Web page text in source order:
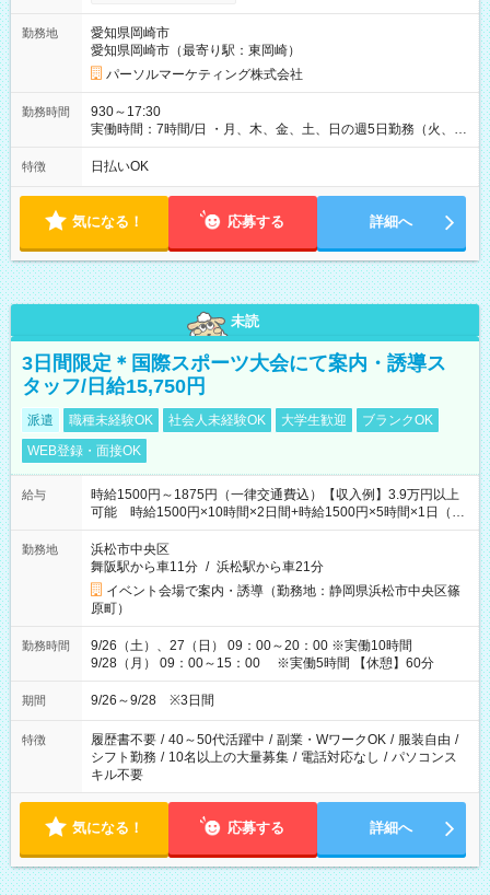
勤務地
愛知県岡崎市
愛知県岡崎市（最寄り駅：東岡崎）
パーソルマーケティング株式会社
勤務時間
930～17:30
実働時間：7時間/日 ・月、木、金、土、日の週5日勤務（火、水
は固定休です／夏季、年末年始等、長期休暇有り！） ・ワンシ
フト！ 残業ほぼナシ（0～5h/月）
特徴 日払いOK
気になる！ 応募する 詳細へ
未読
3日間限定＊国際スポーツ大会にて案内・誘導ス
タッフ/日給15,750円
派遣 職種未経験OK 社会人未経験OK 大学生歓迎
ブランクOK
WEB登録・面接OK
給与
時給1500円～1875円（一律交通費込）【収入例】3.9万円以上
可能 時給1500円×10時間×2日間+時給1500円×5時間×1日（実
働8時間を越えた時給：1875円）
勤務地
浜松市中央区
舞阪駅から車11分 / 浜松駅から車21分
イベント会場で案内・誘導（勤務地：静岡県浜松市中央区篠
原町）
勤務時間
9/26（土）、27（日） 09：00～20：00 ※実働10時間
9/28（月） 09：00～15：00 ※実働5時間 【休憩】60分
期間 9/26～9/28 ※3日間
特徴 履歴書不要 / 40～50代活躍中 / 副業・WワークOK / 服装自由 /
シフト勤務 / 10名以上の大量募集 / 電話対応なし / パソコンス
キル不要
気になる！ 応募する 詳細へ